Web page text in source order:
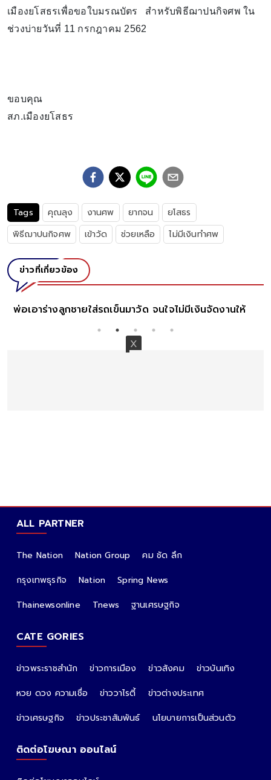
เมืองยโสธรเพื่อขอใบมรณบัตร สำหรับพิธีฌาปนกิจศพ ใน
ช่วงบ่ายวันที่ 11 กรกฎาคม 2562
ขอบคุณ
สภ.เมืองยโสธร
Tags คุณลุง งานศพ ยากจน
ยโสธร
พิธีฌาปนกิจศพ
เข้าวัด ช่วยเหลือ ไม่มีเงินทำศพ
ข่าวที่เกี่ยวข้อง
พ่อเอาร่างลูกชายใส่รถเข็นมาวัด จนใจไม่มีเงินจัดงานให้
ALL PARTNER
The Nation Nation Group
คม ชัด ลึก
กรุงเทพธุรกิจ
Nation
Spring News
Thainewsonline
Tnews ฐานเศรษฐกิจ
CATE GORIES
ข่าวพระราชสำนัก ข่าวการเมือง ข่าวสังคม
ข่าวบันเทิง
หวย ดวง ความเชื่อ
ข่าววาไรตี้
ข่าวต่างประเทศ
ข่าวเศรษฐกิจ
ข่าวประชาสัมพันธ์ นโยบายการเป็นส่วนตัว
ติดต่อโฆษณา ออนไลน์